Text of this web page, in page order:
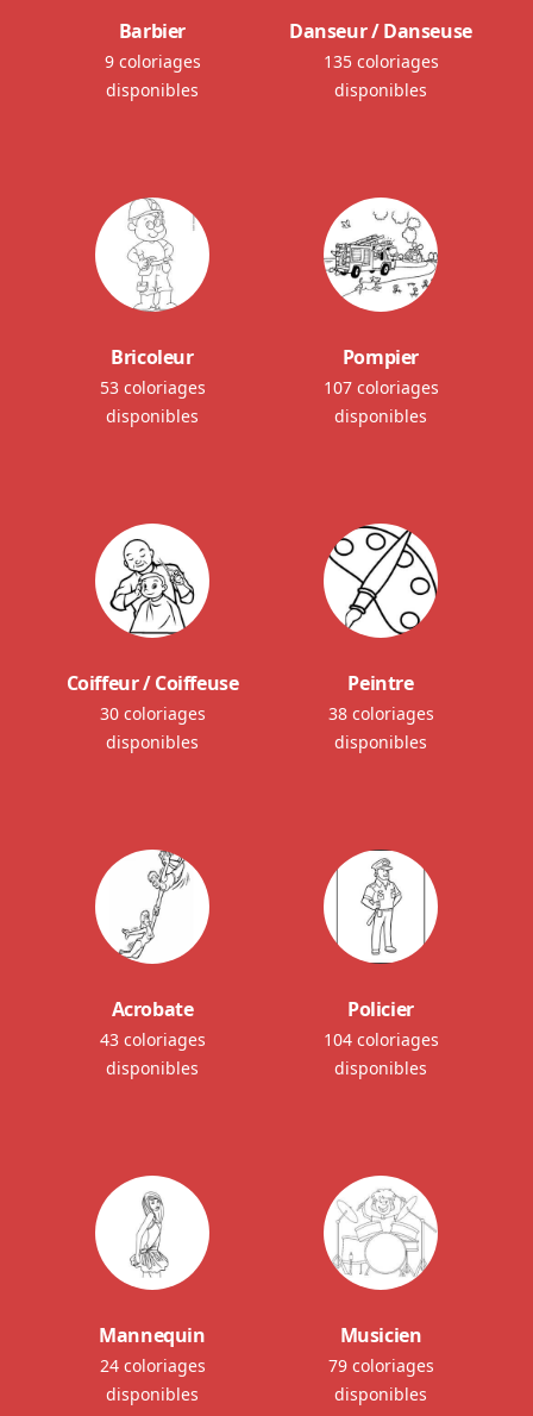
Barbier
9 coloriages
disponibles
Danseur / Danseuse
135 coloriages
disponibles
Bricoleur
53 coloriages
disponibles
Pompier
107 coloriages
disponibles
Coiffeur / Coiffeuse
30 coloriages
disponibles
Peintre
38 coloriages
disponibles
Acrobate
43 coloriages
disponibles
Policier
104 coloriages
disponibles
Mannequin
24 coloriages
disponibles
Musicien
79 coloriages
disponibles